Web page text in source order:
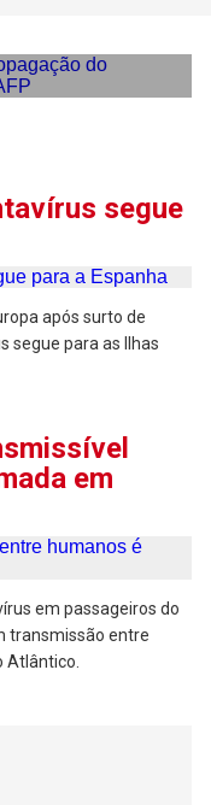
segue
após surto de
segue para as Ilhas
em
em passageiros do
transmissão entre
Atlântico.